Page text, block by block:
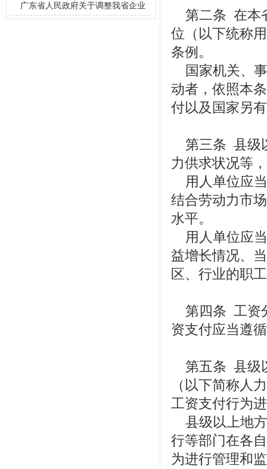
第二条 在本
位（以下统称
条例。
国家机关、
动者，依照本
付以及国家另
第三条 县级
力供求状况等
用人单位应
结合劳动力市
水平。
用人单位应
益增长情况、
区、行业的职
第四条 工资
资支付应当遵
第五条 县级
（以下简称人
工资支付行为
县级以上地
行等部门在各
为进行管理和
广东省人民政府关于调整我省企业